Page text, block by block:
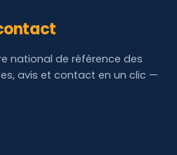
national de référence des
avis et contact en un clic —